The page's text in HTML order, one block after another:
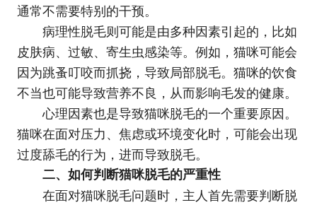
通常不需要特别的干预。
病理性脱毛则可能是由多种因素引起的，比如
皮肤病、过敏、寄生虫感染等。例如，猫咪可能会
因为跳蚤叮咬而抓挠，导致局部脱毛。猫咪的饮食
不当也可能导致营养不良，从而影响毛发的健康。
心理因素也是导致猫咪脱毛的一个重要原因。
猫咪在面对压力、焦虑或环境变化时，可能会出现
过度舔毛的行为，进而导致脱毛。
二、如何判断猫咪脱毛的严重性
在面对猫咪脱毛问题时，主人首先需要判断脱